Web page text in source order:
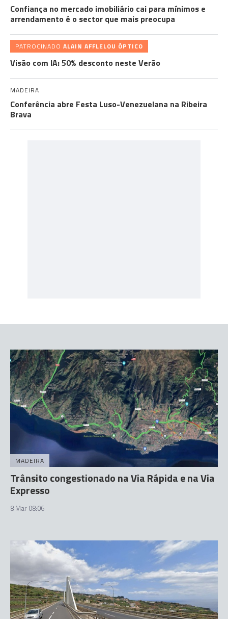
Confiança no mercado imobiliário cai para mínimos e
arrendamento é o sector que mais preocupa
PATROCINADO ALAIN AFFLELOU ÓPTICO
Visão com IA: 50% desconto neste Verão
MADEIRA
Conferência abre Festa Luso-Venezuelana na Ribeira
Brava
MADEIRA
Trânsito congestionado na Via Rápida e na Via
Expresso
8 Mar 08:06